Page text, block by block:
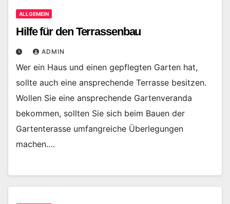
ALLGEMEIN
Hilfe für den Terrassenbau
ADMIN
Wer ein Haus und einen gepflegten Garten hat,
sollte auch eine ansprechende Terrasse besitzen.
Wollen Sie eine ansprechende Gartenveranda
bekommen, sollten Sie sich beim Bauen der
Gartenterasse umfangreiche Überlegungen
machen.…